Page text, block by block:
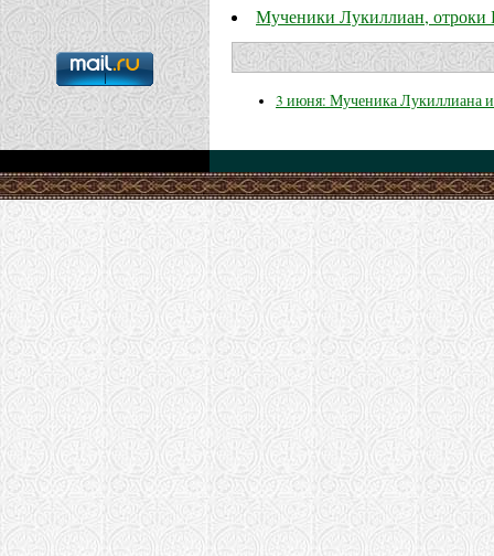
Мученики Лукиллиан,
3 июня: Мученика Лукиллиана